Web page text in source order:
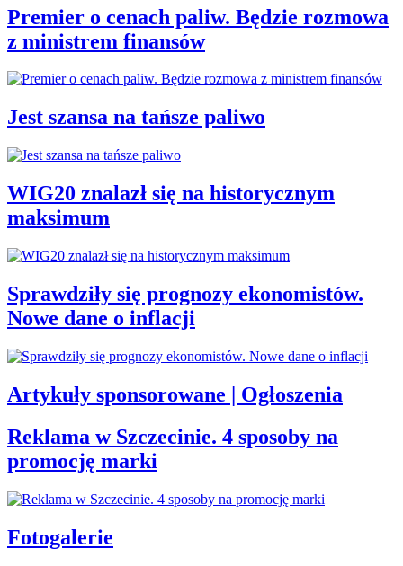
Premier o cenach paliw. Będzie rozmowa
z ministrem finansów
Jest szansa na tańsze paliwo
WIG20 znalazł się na historycznym
maksimum
Sprawdziły się prognozy ekonomistów.
Nowe dane o inflacji
Artykuły sponsorowane | Ogłoszenia
Reklama w Szczecinie. 4 sposoby na
promocję marki
Fotogalerie